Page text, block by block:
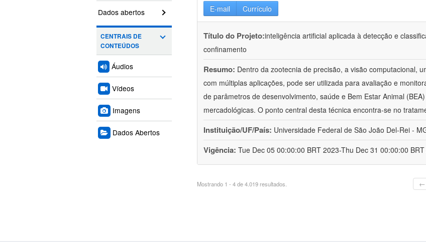
Dados abertos
CENTRAIS DE
CONTEÚDOS
Áudios
Vídeos
Imagens
Dados Abertos
E-mail Currículo
Título do Projeto:inteligência artificial aplicada à detecção e
confinamento
Resumo: Dentro da zootecnia de precisão, a visão computacional,
com múltiplas aplicações, pode ser utilizada para avaliação e
de parâmetros de desenvolvimento, saúde e Bem Estar Animal
mercadológicas. O ponto central desta técnica encontra-se no
Instituição/UF/País: Universidade Federal de São João Del-Rei -
Vigência: Tue Dec 05 00:00:00 BRT 2023-Thu Dec 31 00:00:00
Mostrando 1 - 4 de 4.019 resultados. ←